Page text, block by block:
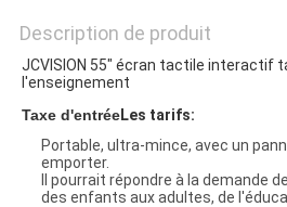
DE
CONFIDENTIALITÉ
Description de produit
JCVISION 55" écran tactile interactif
l'enseignement
Taxe d'entréeLes tarifs:
Portable, ultra-mince, avec un
emporter.
Il pourrait répondre à la demande
des enfants aux adultes, de